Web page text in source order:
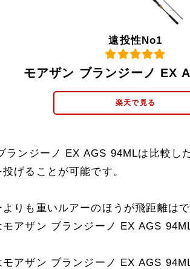
遠投性No1
モアザン ブランジーノ EX
楽天で見る
ランジーノ EX AGS 94MLは比較し
げることが可能です。
りも重いルアーのほうが飛距離は
アザン ブランジーノ EX AGS
アザン ブランジーノ EX AGS